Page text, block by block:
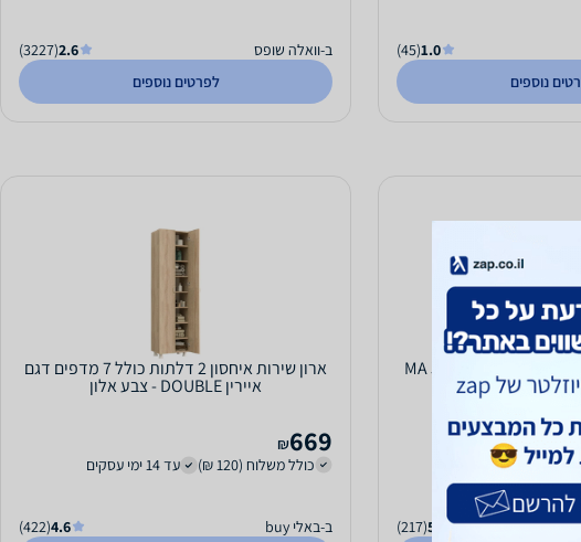
1.0
(45)
נוספים
ב-וואלה שופס 2.6
(3227)
לפרטים נוספים
עד 30 ימי עסקים
5.0
(217)
ארון שירות איחסון 2 דלתות כולל 7 מדפים דגם
איירין DOUBLE - צבע אלון
669
₪
כולל משלוח (120 ₪)
עד 14 ימי עסקים
ב-באלי buy 4.6
(422)